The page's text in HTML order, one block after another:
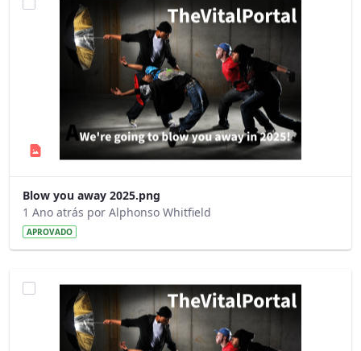
Blow you away 2025.png
1 Ano atrás por Alphonso Whitfield
APROVADO